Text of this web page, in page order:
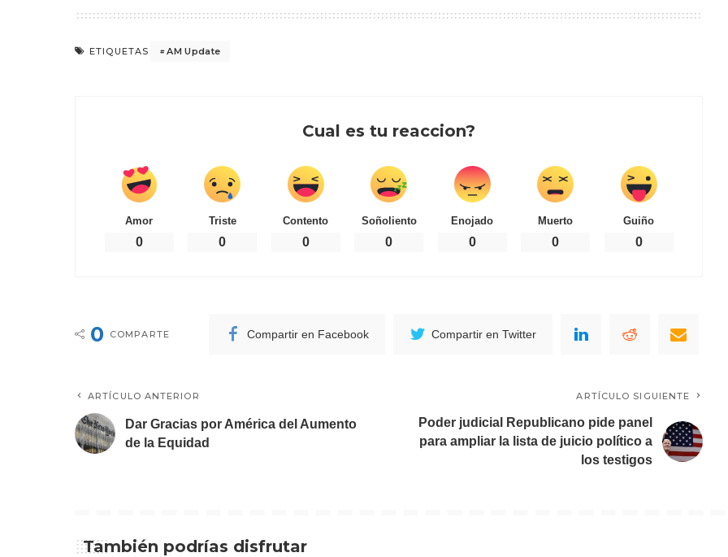
ETIQUETAS AM Update
Cual es tu reaccion?
Amor
0
Triste
0
Contento
0
Soñoliento
0
Enojado
0
Muerto
0
Guiño
0
0 COMPARTE Compartir en Facebook Compartir en Twitter
ARTÍCULO ANTERIOR
Dar Gracias por América del Aumento
de la Equidad
ARTÍCULO SIGUIENTE
Poder judicial Republicano pide panel
para ampliar la lista de juicio político a
los testigos
También podrías disfrutar